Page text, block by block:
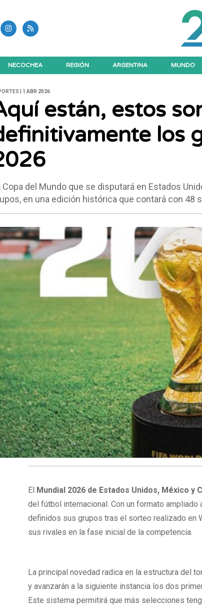
NECOCHEA REGIÓN ARGENTINA MUNDO
| 1 ABR 2026
están, estos
los
Copa del Mundo que se disputará en Estados
en una edición histórica que contará con 48
El Mundial 2026 de Estados Unidos, México y
del fútbol internacional. Con un formato ampliado
definidos sus grupos tras el sorteo realizado en
sus rivales en la fase inicial de la competencia.
La principal novedad radica en la estructura del
y avanzarán a la siguiente instancia los dos
Este sistema permitirá que más selecciones